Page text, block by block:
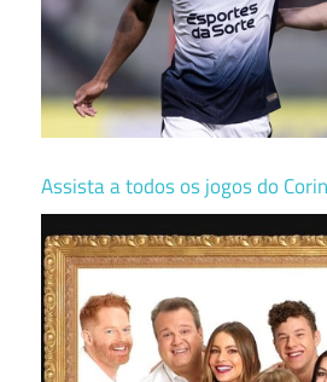
Assista a todos os jogos do